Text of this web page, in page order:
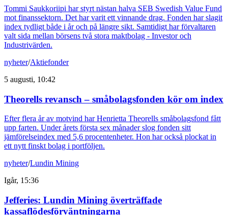
Tommi Saukkoriipi har styrt nästan halva SEB Swedish Value Fund
mot finanssektorn. Det har varit ett vinnande drag. Fonden har slagit
index tydligt både i år och på längre sikt. Samtidigt har förvaltaren
valt sida mellan börsens två stora maktbolag - Investor och
Industrivärden.
nyheter/Aktiefonder
5 augusti, 10:42
Theorells revansch – småbolagsfonden kör om index
Efter flera år av motvind har Henrietta Theorells småbolagsfond fått
upp farten. Under årets första sex månader slog fonden sitt
jämförelseindex med 5,6 procentenheter. Hon har också plockat in
ett nytt finskt bolag i portföljen.
nyheter/Lundin Mining
Igår, 15:36
Jefferies: Lundin Mining överträffade
kassaflödesförväntningarna